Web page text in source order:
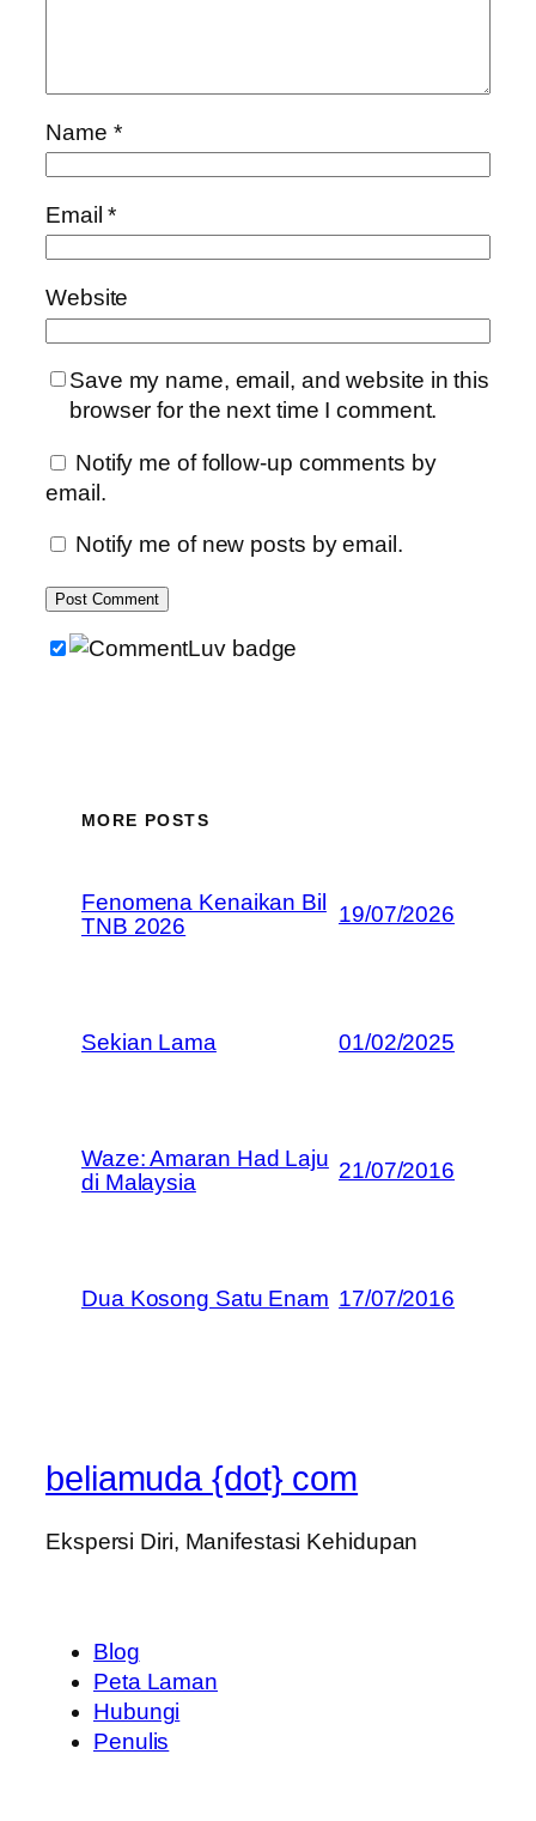
Name *
Email*
Website
Save my name, email, and website in this
browser for the next time I comment.
Notify me of follow-up comments by
email.
Notify me of new posts by email.
MORE POSTS
Fenomena Kenaikan Bil
TNB 2026
19/07/2026
Sekian Lama 01/02/2025
Waze: Amaran Had Laju
di Malaysia
21/07/2016
Dua Kosong Satu Enam 17/07/2016
beliamuda {dot} com
Ekspersi Diri, Manifestasi Kehidupan
Blog
Peta Laman
Hubungi
Penulis